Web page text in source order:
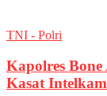
TNI - Polri
Kapolres
Kasat